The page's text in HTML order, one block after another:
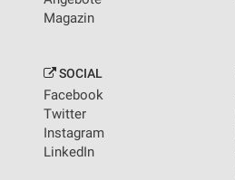
Magazin
SOCIAL
Facebook
Twitter
Instagram
LinkedIn